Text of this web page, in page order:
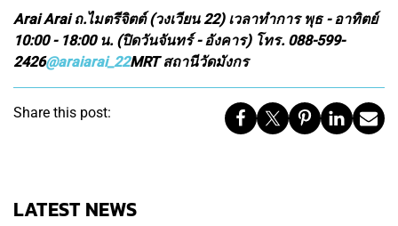
Arai Arai ถ.ไมตรีจิตต์ (วงเวียน 22) เวลาทำการ พุธ - อาทิตย์
10:00 - 18:00 น. (ปิดวันจันทร์ - อังคาร) โทร. 088-599-
2426@araiarai_22MRT สถานีวัดมังกร
Share this post:
LATEST NEWS